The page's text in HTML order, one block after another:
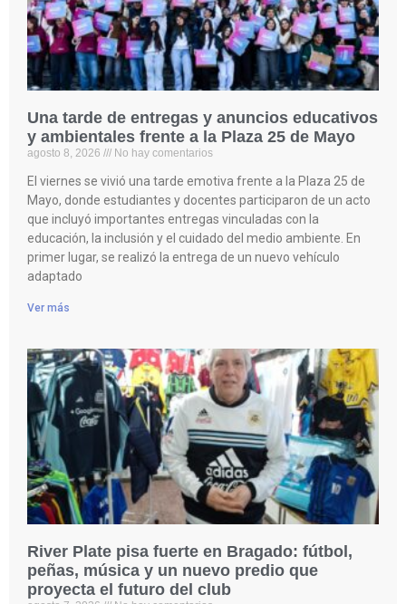
Una tarde de entregas y anuncios educativos
y ambientales frente a la Plaza 25 de Mayo
agosto 8, 2026 No hay comentarios
El viernes se vivió una tarde emotiva frente a la Plaza 25 de
Mayo, donde estudiantes y docentes participaron de un acto
que incluyó importantes entregas vinculadas con la
educación, la inclusión y el cuidado del medio ambiente. En
primer lugar, se realizó la entrega de un nuevo vehículo
adaptado
Ver más
River Plate pisa fuerte en Bragado: fútbol,
peñas, música y un nuevo predio que
proyecta el futuro del club